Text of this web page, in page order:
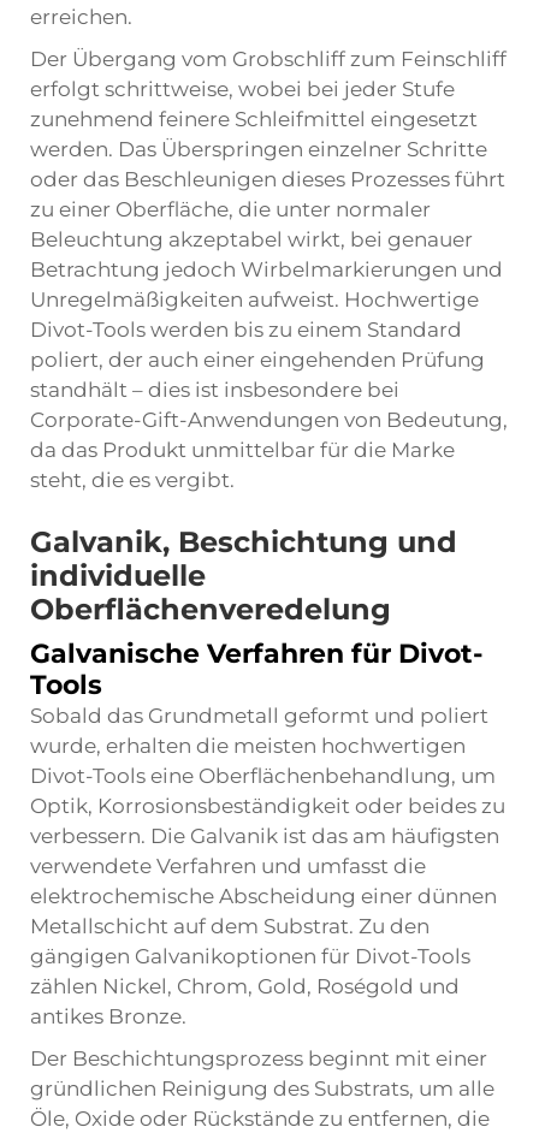
erreichen.
Der Übergang vom Grobschliff zum Feinschliff
erfolgt schrittweise, wobei bei jeder Stufe
zunehmend feinere Schleifmittel eingesetzt
werden. Das Überspringen einzelner Schritte
oder das Beschleunigen dieses Prozesses führt
zu einer Oberfläche, die unter normaler
Beleuchtung akzeptabel wirkt, bei genauer
Betrachtung jedoch Wirbelmarkierungen und
Unregelmäßigkeiten aufweist. Hochwertige
Divot-Tools werden bis zu einem Standard
poliert, der auch einer eingehenden Prüfung
standhält – dies ist insbesondere bei
Corporate-Gift-Anwendungen von Bedeutung,
da das Produkt unmittelbar für die Marke
steht, die es vergibt.
Galvanik, Beschichtung und
individuelle
Oberflächenveredelung
Galvanische Verfahren für Divot-
Tools
Sobald das Grundmetall geformt und poliert
wurde, erhalten die meisten hochwertigen
Divot-Tools eine Oberflächenbehandlung, um
Optik, Korrosionsbeständigkeit oder beides zu
verbessern. Die Galvanik ist das am häufigsten
verwendete Verfahren und umfasst die
elektrochemische Abscheidung einer dünnen
Metallschicht auf dem Substrat. Zu den
gängigen Galvanikoptionen für Divot-Tools
zählen Nickel, Chrom, Gold, Roségold und
antikes Bronze.
Der Beschichtungsprozess beginnt mit einer
gründlichen Reinigung des Substrats, um alle
Öle, Oxide oder Rückstände zu entfernen, die